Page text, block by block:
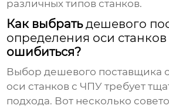
различных типов станков.
Как выбратьдешевого
определения оси
ошибиться?
Выбордешевого поставщика
оси станков с ЧПУ требует
подхода. Вот несколько